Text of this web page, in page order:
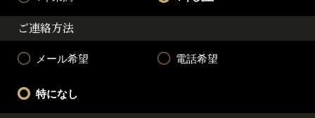
ご連絡方法
メール希望 電話希望
特になし